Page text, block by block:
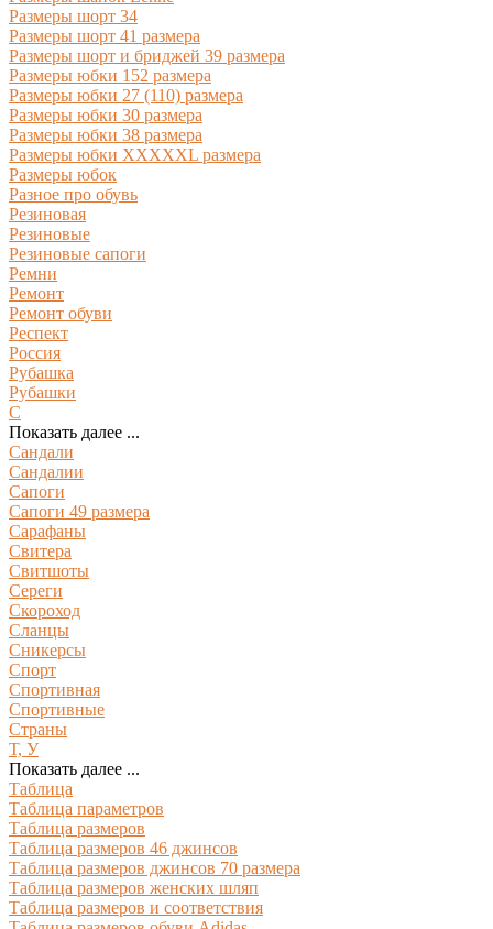
Размеры шорт 34
Размеры шорт 41 размера
Размеры шорт и бриджей 39 размера
Размеры юбки 152 размера
Размеры юбки 27 (110) размера
Размеры юбки 30 размера
Размеры юбки 38 размера
Размеры юбки XXXXXL размера
Размеры юбок
Разное про обувь
Резиновая
Резиновые
Резиновые сапоги
Ремни
Ремонт
Ремонт обуви
Респект
Россия
Рубашка
Рубашки
С
Показать далее ...
Сандали
Сандалии
Сапоги
Сапоги 49 размера
Сарафаны
Свитера
Свитшоты
Сереги
Скороход
Сланцы
Сникерсы
Спорт
Спортивная
Спортивные
Страны
Т, У
Показать далее ...
Таблица
Таблица параметров
Таблица размеров
Таблица размеров 46 джинсов
Таблица размеров джинсов 70 размера
Таблица размеров женских шляп
Таблица размеров и соответствия